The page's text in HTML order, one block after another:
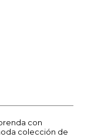
prenda con
colección de